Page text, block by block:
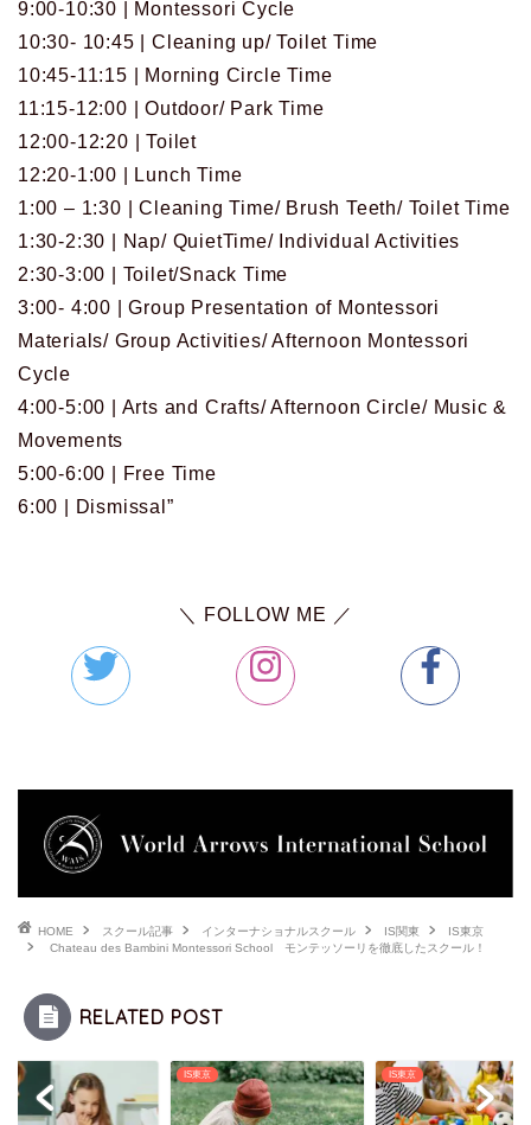
9:00-10:30 | Montessori Cycle
10:30- 10:45 | Cleaning up/ Toilet Time
10:45-11:15 | Morning Circle Time
11:15-12:00 | Outdoor/ Park Time
12:00-12:20 | Toilet
12:20-1:00 | Lunch Time
1:00 – 1:30 | Cleaning Time/ Brush Teeth/ Toilet Time
1:30-2:30 | Nap/ QuietTime/ Individual Activities
2:30-3:00 | Toilet/Snack Time
3:00- 4:00 | Group Presentation of Montessori
Materials/ Group Activities/ Afternoon Montessori
Cycle
4:00-5:00 | Arts and Crafts/ Afternoon Circle/ Music &
Movements
5:00-6:00 | Free Time
6:00 | Dismissal”
＼ FOLLOW ME ／
HOME スクール記事 インターナショナルスクール IS関東
IS東京
Chateau des Bambini Montessori School モンテッソーリを徹底したスクール！
RELATED POST
IS東京 IS東京